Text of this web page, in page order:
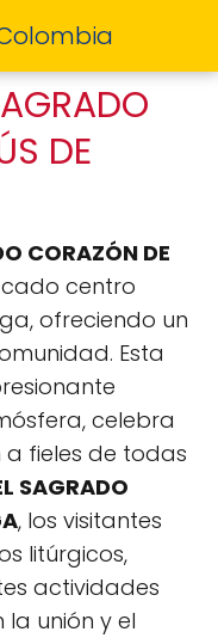
DE
CORAZÓN DE
centro
ofreciendo un
Esta
celebra
fieles de todas
SAGRADO
, los visitantes
litúrgicos,
actividades
unión y el